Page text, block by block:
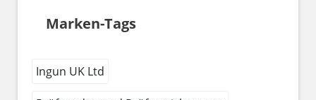
Marken-Tags
Ingun UK Ltd